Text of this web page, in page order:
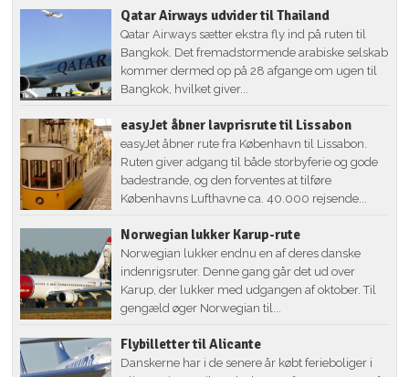
Qatar Airways udvider til Thailand
Qatar Airways sætter ekstra fly ind på ruten til
Bangkok. Det fremadstormende arabiske selskab
kommer dermed op på 28 afgange om ugen til
Bangkok, hvilket giver...
easyJet åbner lavprisrute til Lissabon
easyJet åbner rute fra København til Lissabon.
Ruten giver adgang til både storbyferie og gode
badestrande, og den forventes at tilføre
Københavns Lufthavne ca. 40.000 rejsende...
Norwegian lukker Karup-rute
Norwegian lukker endnu en af deres danske
indenrigsruter. Denne gang går det ud over
Karup, der lukker med udgangen af oktober. Til
gengæld øger Norwegian til...
Flybilletter til Alicante
Danskerne har i de senere år købt ferieboliger i